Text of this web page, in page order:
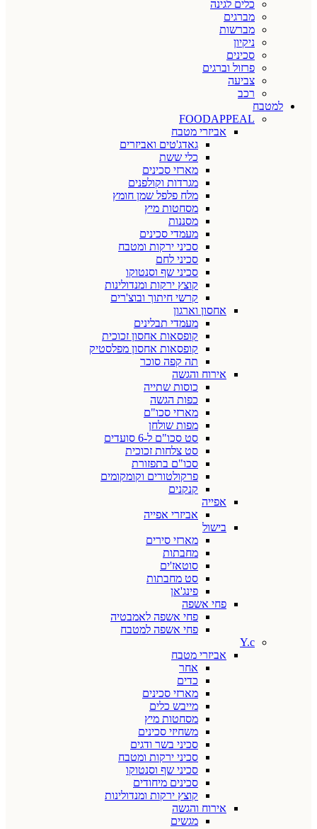
כלים לגינה
מברגים
מברשות
ניקיון
סכינים
פרזול וברגים
צביעה
רכב
למטבח
FOODAPPEAL
אביזרי מטבח
גאדג'טים ואביזרים
כלי ששת
מארזי סכינים
מגרדות וקולפנים
מלח פלפל שמן חומץ
מסחטות מיץ
מסננות
מעמדי סכינים
סכיני ירקות ומטבח
סכיני לחם
סכיני שף וסנטוקו
קוצץ ירקות ומנדולינות
קרשי חיתוך ובוצ'רים
אחסון וארגון
מעמדי תבלינים
קופסאות אחסון זכוכית
קופסאות אחסון מפלסטיק
תה קפה סוכר
אירוח והגשה
כוסות שתייה
כפות הגשה
מארזי סכו"ם
מפות שולחן
סט סכו"ם ל-6 סועדים
סט צלחות זכוכית
סכו"ם בתפזורת
פרקולטורים וקומקומים
קנקנים
אפייה
אביזרי אפייה
בישול
מארזי סירים
מחבתות
סוטאז'ים
סט מחבתות
פינג'אן
פחי אשפה
פחי אשפה לאמבטיה
פחי אשפה למטבח
Y.c
אביזרי מטבח
אחר
כדים
מארזי סכינים
מייבש כלים
מסחטות מיץ
משחיזי סכינים
סכיני בשר ודגים
סכיני ירקות ומטבח
סכיני שף וסנטוקו
סכינים מיחודים
קוצץ ירקות ומנדולינות
אירוח והגשה
מגשים